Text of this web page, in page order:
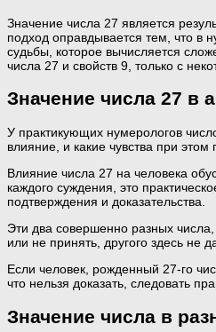
Значение числа 27 является
подход оправдывается тем, что в
судьбы, которое вычисляется
числа 27 и свойств 9, только с
Значение числа 27 в
У практикующих нумерологов
влияние, и какие чувства при этом
Влияние числа 27 на человека
каждого суждения, это
подтверждения и доказательства.
Эти два совершенно разных
или не принять, другого здесь не
Если человек, рожденный 27-го
что нельзя доказать, следовать
Значение числа в